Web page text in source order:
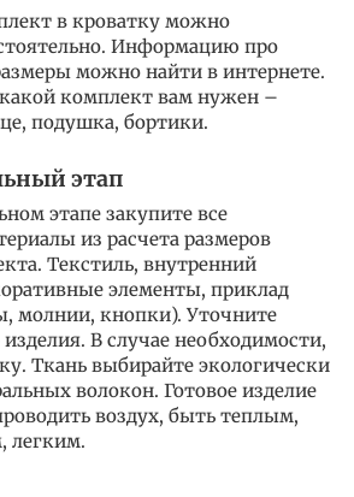
в кроватку можно
Информацию про
можно найти в интернете.
комплект вам нужен –
подушка, бортики.
этап
этапе закупите все
из расчета размеров
Текстиль, внутренний
элементы, приклад
молнии, кнопки). Уточните
В случае необходимости,
Ткань выбирайте экологически
волокон. Готовое изделие
воздух, быть теплым,
легким.